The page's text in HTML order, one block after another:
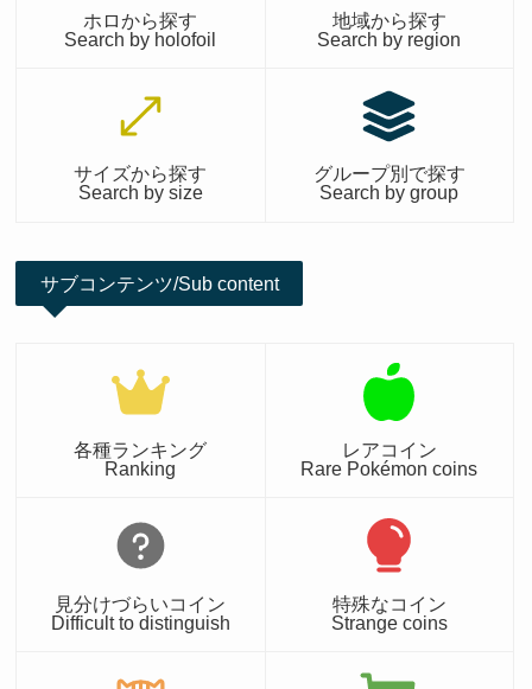
ホロから探す
Search by holofoil
地域から探す
Search by region
サイズから探す
Search by size
グループ別で探す
Search by group
サブコンテンツ/Sub content
各種ランキング
Ranking
レアコイン
Rare Pokémon coins
見分けづらいコイン
Difficult to distinguish
特殊なコイン
Strange coins